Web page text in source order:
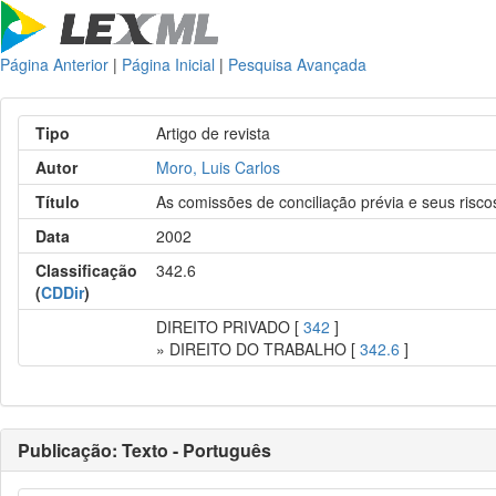
Página Anterior | Página Inicial | Pesquisa Avançada
Tipo
Artigo de revista
Autor
Moro, Luis Carlos
Título
As comissões de conciliação prévia e seus
Data
2002
Classificação
(CDDir)
342.6
DIREITO PRIVADO [342 ]
» DIREITO DO TRABALHO [342.6 ]
Publicação: Texto - Português